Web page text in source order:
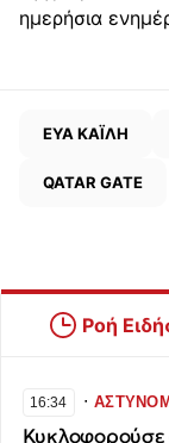
ημερήσια
ΕΥΑ ΚΑΪΛΗ
QATAR GATE
Ροή
16:34 ∙
Κυκλοφορούσε